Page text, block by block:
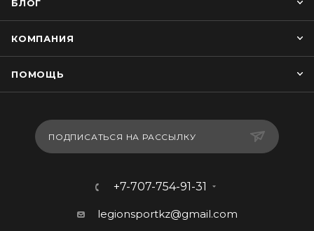
БЛОГ
КОМПАНИЯ
ПОМОЩЬ
ПОДПИСАТЬСЯ НА РАССЫЛКУ
+7-707-754-91-31
legionsportkz@gmail.com